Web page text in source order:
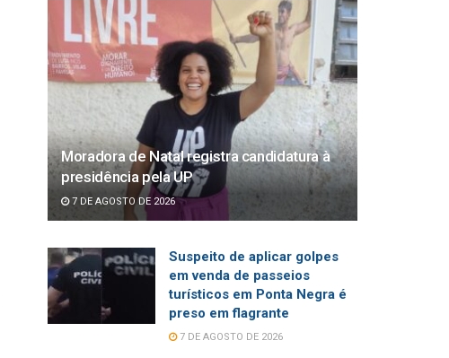
Moradora de Natal registra candidatura à
presidência pela UP
7 DE AGOSTO DE 2026
Suspeito de aplicar golpes
em venda de passeios
turísticos em Ponta Negra é
preso em flagrante
7 DE AGOSTO DE 2026